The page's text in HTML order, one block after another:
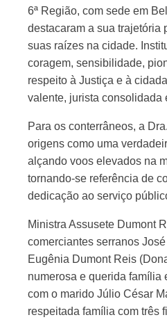
6ª Região, com sede em
destacaram a sua trajetória
suas raízes na cidade.
coragem, sensibilidade,
respeito à Justiça e à
valente, jurista consolidada
Para os conterrâneos, a
origens como uma
alçando voos elevados na
tornando-se referência de
dedicação ao serviço
Ministra Assusete Dumont
comerciantes serranos
Eugênia Dumont Reis
numerosa e querida família
com o marido Júlio César
respeitada família com três